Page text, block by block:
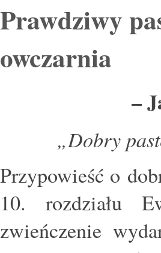
Prawdziwy
owczarnia
–
„Dobry
Przypowieść o
10. rozdziału
zwieńczenie